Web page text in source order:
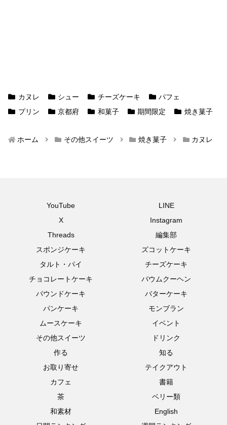
カヌレ シュー チーズケーキ
パフェ
プリン
京都府 和菓子 期間限定 焼き菓子
ホーム その他スイーツ 焼き菓子 カヌレ
YouTube
LINE
X
Instagram
Threads
編集部
スポンジケーキ
ズコットケーキ
タルト・パイ
チーズケーキ
チョコレートケーキ
バウムクーヘン
パウンドケーキ
バターケーキ
パンケーキ
モンブラン
ムースケーキ
イベント
その他スイーツ
ドリンク
作る
知る
お取り寄せ
テイクアウト
カフェ
書籍
茶
ベリー類
和素材
English